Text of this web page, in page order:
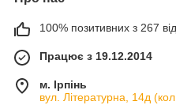
100% позитивних з 267
Працює з 19.12.2014
м. Ірпінь
вул. Літературна, 14д